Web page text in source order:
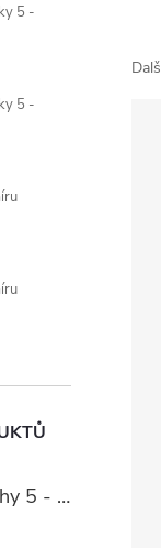
5 -
5 -
Běhoun na míru MESSY - pruhy 5 - béžový